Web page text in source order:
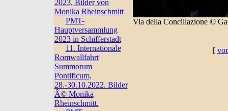
2023, Bilder von
Monika Rheinschmitt
PMT-
Hauptversammlung
2023 in Schifferstadt
11. Internationale
Romwallfahrt
Summorum
Pontificum,
28.-30.10.2022. Bilder
Â© Monika
Rheinschmitt.
Via della Conciliazione ©
[